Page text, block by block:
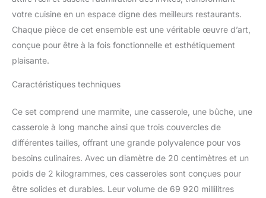
votre cuisine en un espace digne des meilleurs restaurants.
Chaque pièce de cet ensemble est une véritable œuvre d’art,
conçue pour être à la fois fonctionnelle et esthétiquement
plaisante.
Caractéristiques techniques
Ce set comprend une marmite, une casserole, une bûche, une
casserole à long manche ainsi que trois couvercles de
différentes tailles, offrant une grande polyvalence pour vos
besoins culinaires. Avec un diamètre de 20 centimètres et un
poids de 2 kilogrammes, ces casseroles sont conçues pour
être solides et durables. Leur volume de 69 920 millilitres